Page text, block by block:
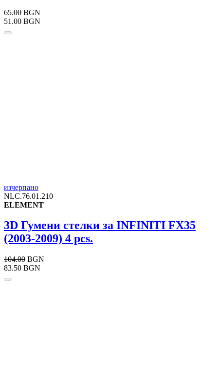
65.00 BGN
51.00 BGN
изчерпано
NLC.76.01.210
ELEMENT
3D Гумени стелки за INFINITI FX35
(2003-2009) 4 pcs.
104.00 BGN
83.50 BGN